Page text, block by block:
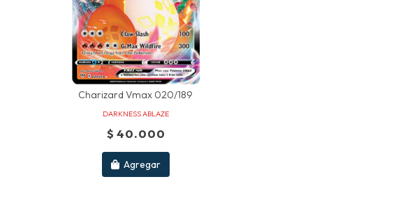
Charizard Vmax 020/189
DARKNESS ABLAZE
$ 40.000
Agregar